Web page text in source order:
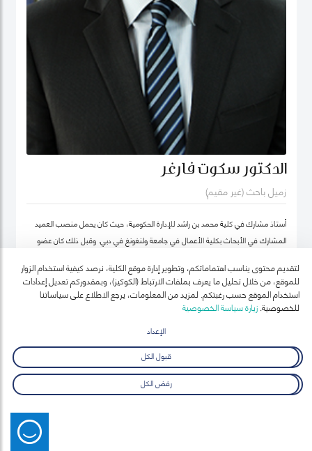
الدكتور سكوت فارغر
زميل باحث (غير مقيم)
أستاذ مشارك في كلية محمد بن راشد للإدارة الحكومية، حيث كان يحمل منصب العميد
المشارك في الأبحاث بكلية الأعمال في جامعة ولنغونغ في دبي. وقبل ذلك كان عضو
نيوزيلندا لدراسات سوق العمل (معهد أبحاث العمل في نيوزيلندا حالياً).
لتقديم محتوى يناسب اهتماماتكم، وتطوير إدارة موقع الكلية، نرصد كيفية استخدام الزوار
للموقع، من خلال تحليل ما يعرف بملفات الارتباط (الكوكيز)، وبمقدوركم تعديل إعدادات
استخدام الموقع حسب رغبتكم. لمزيد من المعلومات، يرجع الاطلاع على سياساتنا
للخصوصية.زيارة سياسة الخصوصية
الإعداد
قبول الكل
رفض الكل